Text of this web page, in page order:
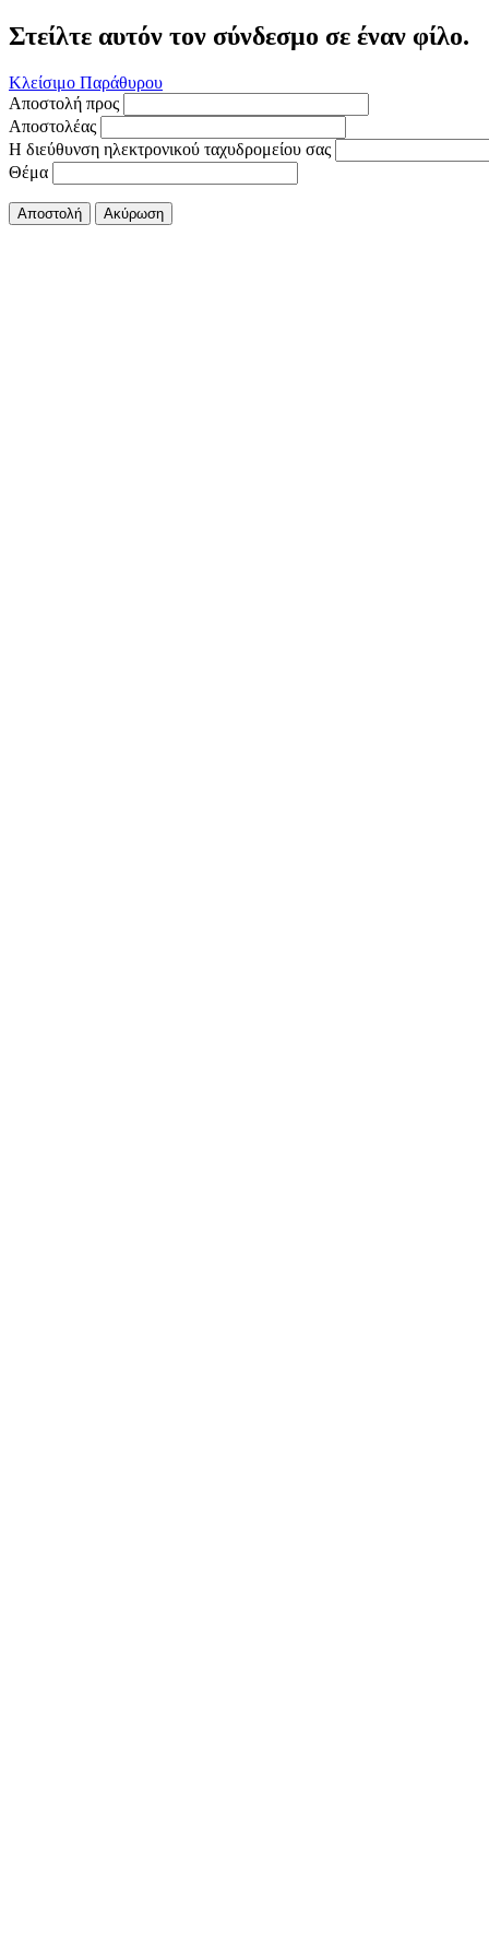
Στείλτε αυτόν τον σύνδεσμο σε έναν φίλο.
Κλείσιμο Παράθυρου
Αποστολή προς
Αποστολέας
Η διεύθυνση ηλεκτρονικού ταχυδρομείου σας
Θέμα
Αποστολή Ακύρωση